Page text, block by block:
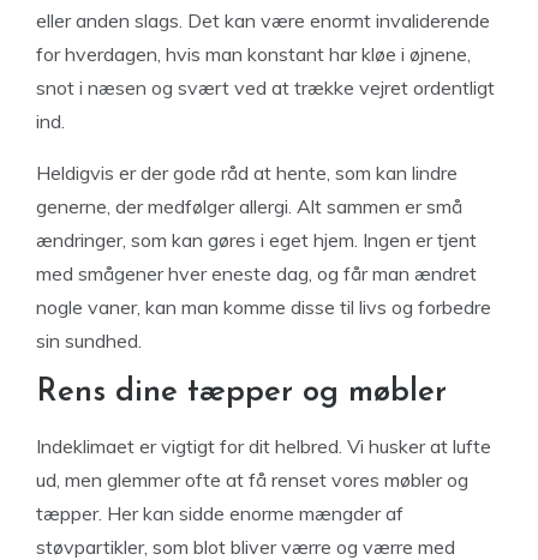
eller anden slags. Det kan være enormt invaliderende
for hverdagen, hvis man konstant har kløe i øjnene,
snot i næsen og svært ved at trække vejret ordentligt
ind.
Heldigvis er der gode råd at hente, som kan lindre
generne, der medfølger allergi. Alt sammen er små
ændringer, som kan gøres i eget hjem. Ingen er tjent
med smågener hver eneste dag, og får man ændret
nogle vaner, kan man komme disse til livs og forbedre
sin sundhed.
Rens dine tæpper og møbler
Indeklimaet er vigtigt for dit helbred. Vi husker at lufte
ud, men glemmer ofte at få renset vores møbler og
tæpper. Her kan sidde enorme mængder af
støvpartikler, som blot bliver værre og værre med